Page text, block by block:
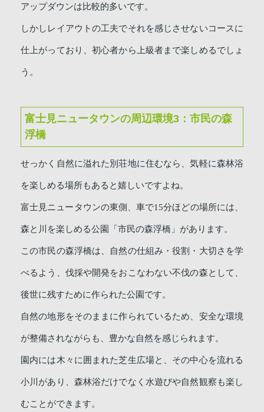
アップダウンは比較的多いです。
しかしレイアウトの工夫でそれを感じさせないコースに
仕上がっており、初心者から上級者まで楽しめるでしょ
う。
富士見ニュータウンの周辺環境3：市民の森
浮橋
せっかく自然に溢れた別荘地に住むなら、気軽に森林浴
を楽しめる場所もあると嬉しいですよね。
富士見ニュータウンの東側、車で15分ほどの場所には、
森と川を楽しめる公園「市民の森浮橋」があります。
この市民の森浮橋は、自然の仕組み・役割・大切さを学
べるよう、伐採や開発をおこなわない不伐の森として、
後世に残すために作られた公園です。
自然の地形をそのままに作られているため、安全な環境
が整備されながらも、豊かな自然を感じられます。
園内には木々に囲まれた芝生広場と、その中心を流れる
小川があり、森林浴だけでなく水遊びや自然観察も楽し
むことができます。